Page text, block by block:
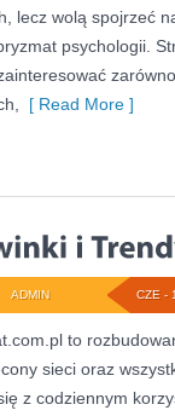
lecz wolą spojrzeć
psychologii.
[ Read More ]
CZE -
ADMIN
to
sieci oraz
z codziennym